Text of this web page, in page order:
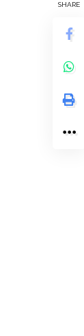
SHARE